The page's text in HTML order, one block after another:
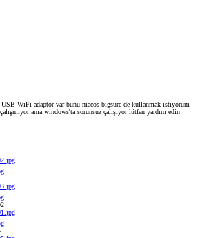
USB WiFi adaptör var bunu macos bigsure de kullanmak istiyorum
ama windows'ta sorunsuz çalışıyor lütfen yardım edin